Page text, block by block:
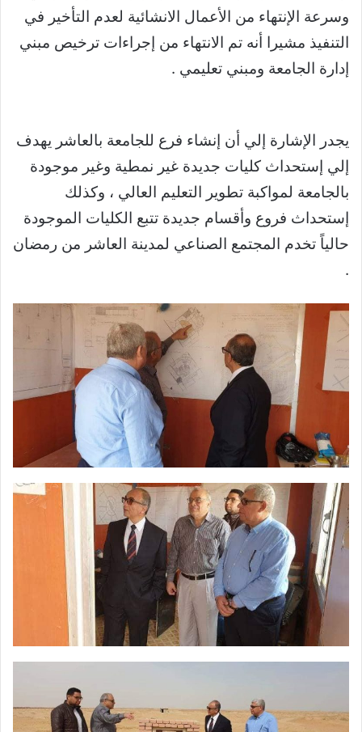
وسرعة الإنتهاء من الأعمال الانشائية لعدم التأخير في
التنفيذ مشيرا أنه تم الانتهاء من إجراءات ترخيص مبني
إدارة الجامعة ومبني تعليمي .
يجدر الإشارة إلي أن إنشاء فرع للجامعة بالعاشر يهدف
إلي إستحداث كليات جديدة غير نمطية وغير موجودة
بالجامعة لمواكبة تطوير التعليم العالي ، وكذلك
إستحداث فروع وأقسام جديدة تتبع الكليات الموجودة
حالياً تخدم المجتمع الصناعي لمدينة العاشر من رمضان
.